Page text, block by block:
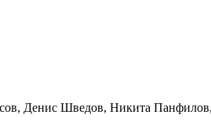
Денис Шведов, Никита